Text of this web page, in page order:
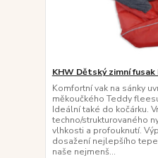
KHW Dětský zimní fusak
Komfortní vak na sánky
měkoučkého Teddy
Ideální také do kočárku.
techno/strukturovaného
vlhkosti a profouknutí.
dosažení nejlepšího
naše nejmenš...